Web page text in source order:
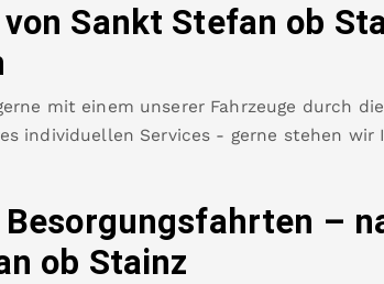
Sankt Stefan ob
mit einem unserer Fahrzeuge durch
individuellen Services - gerne stehen wir
–
ob Stainz